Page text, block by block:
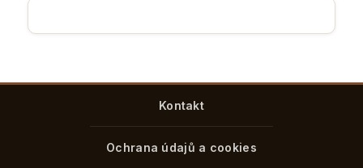
Kontakt
Ochrana údajů a cookies